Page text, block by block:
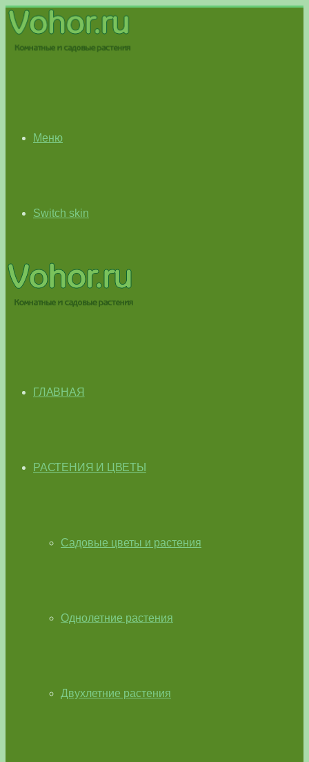
Меню
Switch skin
ГЛАВНАЯ
РАСТЕНИЯ И ЦВЕТЫ
Садовые цветы и растения
Однолетние растения
Двухлетние растения